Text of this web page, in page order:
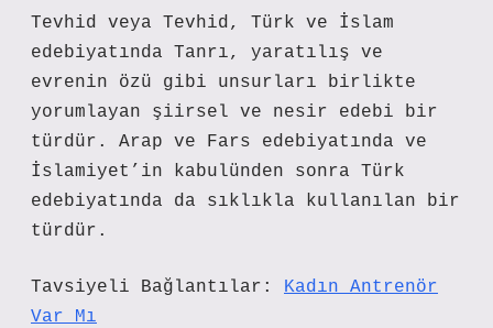
Tevhid veya Tevhid, Türk ve İslam
edebiyatında Tanrı, yaratılış ve
evrenin özü gibi unsurları birlikte
yorumlayan şiirsel ve nesir edebi bir
türdür. Arap ve Fars edebiyatında ve
İslamiyet’in kabulünden sonra Türk
edebiyatında da sıklıkla kullanılan bir
türdür.
Tavsiyeli Bağlantılar: Kadın Antrenör
Var Mı